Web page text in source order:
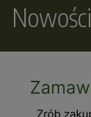
Nowości